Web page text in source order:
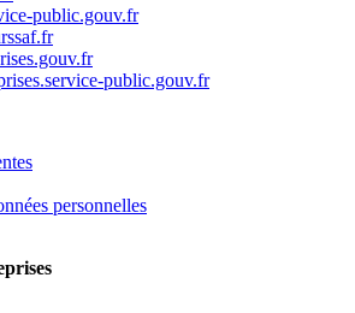
public.gouv.fr
public.gouv.fr
personnelles